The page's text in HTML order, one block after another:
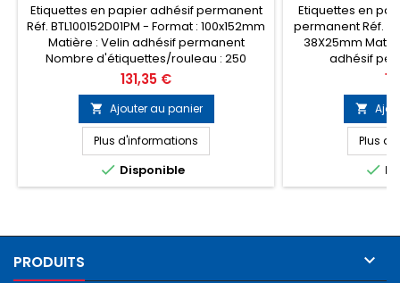
Etiquettes en papier adhésif permanent
Réf. BTL100152D01PM - Format : 100x152mm
Matière : Velin adhésif permanent
Nombre d'étiquettes/rouleau : 250
Diamètre mandrin : 25mm Quantité par
carton : 12 rouleaux
Prix
131,35 €
 Ajouter au panier
Plus d'informations
 Disponible
Etiquettes en
permanent Réf.
38X25mm
adhésif
d'étiquettes/

Plus

PRODUITS 